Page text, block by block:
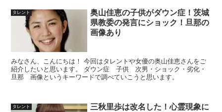
タレント
奥山佳恵の子供がダウン症！茨城
県教委の発言にショック！旦那の
画像あり
みなさん、こんにちは！ 今回はタレントや女優の奥山佳恵さんをご
紹介したいと思います。 ダウン症 子供 次男・ショック・劣化・
旦那 画像というキーワードで調べていこうと思います。
タレント
三秋里歩は改名した！心霊現象に